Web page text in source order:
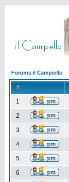
Forums il Campiello
#
1
2
3
4
5
6